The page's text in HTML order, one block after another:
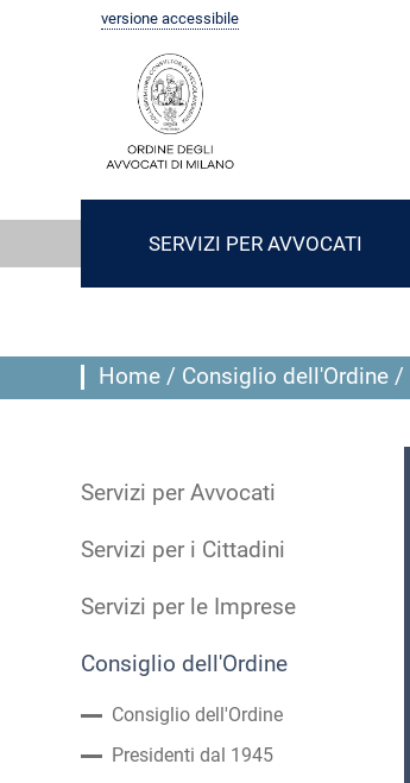
versione accessibile
SERVIZI PER AVVOCATI
Home / Consiglio dell'Ordine /
Servizi per Avvocati
Servizi per i Cittadini
Servizi per le Imprese
Consiglio dell'Ordine
Consiglio dell'Ordine
Presidenti dal 1945